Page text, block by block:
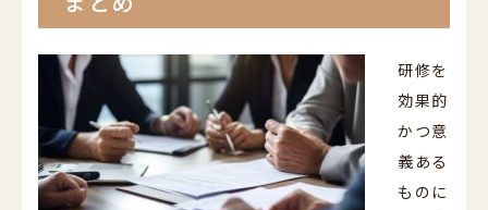
研修を
効果的
かつ意
義ある
ものに